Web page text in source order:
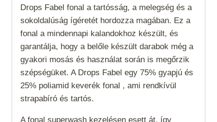
Drops Fabel fonal a tartósság, a melegség és a
sokoldalúság ígéretét hordozza magában. Ez a
fonal a mindennapi kalandokhoz készült, és
garantálja, hogy a belőle készült darabok még a
gyakori mosás és használat során is megőrzik
szépségüket. A Drops Fabel egy 75% gyapjú és
25% poliamid keverék fonal , ami rendkívül
strapabíró és tartós.
A fonal superwash kezelésen esett át, így